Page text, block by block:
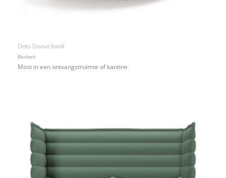
Dots Donut bank
Banken
Mooi in een ontvangstruimte of kantine